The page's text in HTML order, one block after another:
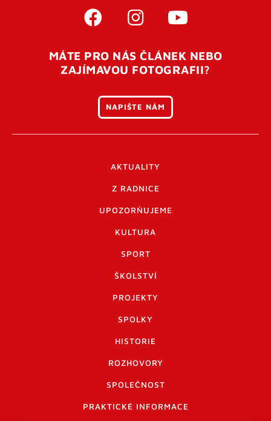
MÁTE PRO NÁS ČLÁNEK NEBO
ZAJÍMAVOU FOTOGRAFII?
NAPIŠTE NÁM
AKTUALITY
Z RADNICE
UPOZORŇUJEME
KULTURA
SPORT
ŠKOLSTVÍ
PROJEKTY
SPOLKY
HISTORIE
ROZHOVORY
SPOLEČNOST
PRAKTICKÉ INFORMACE